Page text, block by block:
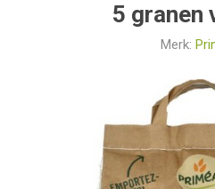
5 granen
Merk: